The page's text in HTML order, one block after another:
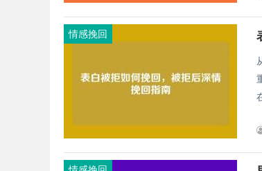
情感挽回